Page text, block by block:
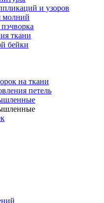
и узоров
молний
ткани
бейки
на ткани
петель